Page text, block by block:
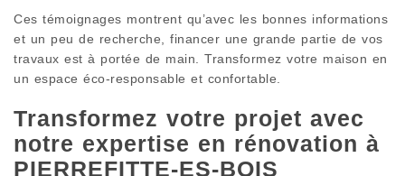
Ces témoignages montrent qu’avec les bonnes informations
et un peu de recherche, financer une grande partie de vos
travaux est à portée de main. Transformez votre maison en
un espace éco-responsable et confortable.
Transformez votre projet avec
notre expertise en rénovation à
PIERREFITTE-ES-BOIS